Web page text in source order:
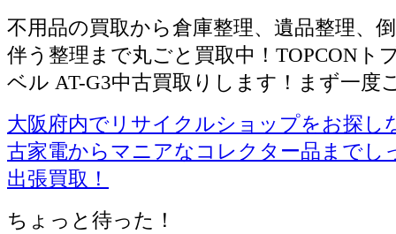
不用品の買取から倉庫整理、遺品整理、
伴う整理まで丸ごと買取中！TOPCONト
ベル AT-G3中古買取りします！まず一度
大阪府内でリサイクルショップをお探し
古家電からマニアなコレクター品までし
出張買取！
ちょっと待った！